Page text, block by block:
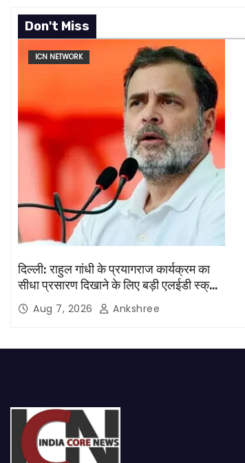
o
n
Don't Miss
ICN NETWORK
दिल्ली: राहुल गांधी के प्रयागराज कार्यक्रम का
सीधा प्रसारण दिखाने के लिए बड़ी एलईडी स्क्रीन
लगाई जाएंगी
Aug 7, 2026 Ankshree